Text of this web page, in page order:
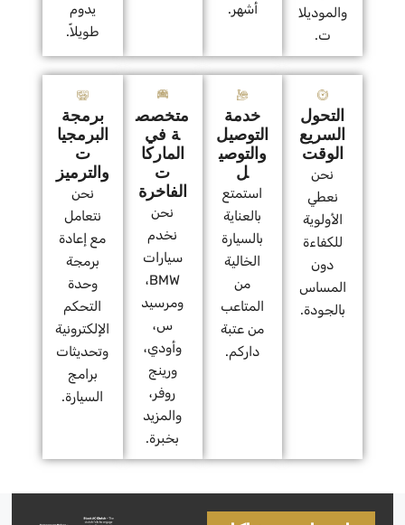
والموديلا
ت.
أشهر.
يدوم
طويلاً.
التحول
السريع
الوقت
نحن
نعطي
الأولوية
للكفاءة
دون
المساس
بالجودة.
خدمة
التوصيل
والتوصي
ل
استمتع
بالعناية
بالسيارة
الخالية
من
المتاعب
من عتبة
داركم.
متخصص
ة في
الماركا
ت
الفاخرة
نحن
نخدم
سيارات
BMW،
ومرسيد
س،
وأودي،
ورينج
روفر،
والمزيد
بخبرة.
برمجة
البرمجيا
ت
والترميز
نحن
نتعامل
مع إعادة
برمجة
وحدة
التحكم
الإلكترونية
وتحديثات
برامج
السيارة.